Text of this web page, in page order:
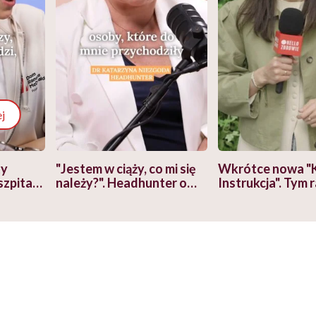
"Jestem w ciąży, co mi się
należy?". Headhunter o
pracy
Wkrótce nowa
Instrukcja". Tym
ekspercki